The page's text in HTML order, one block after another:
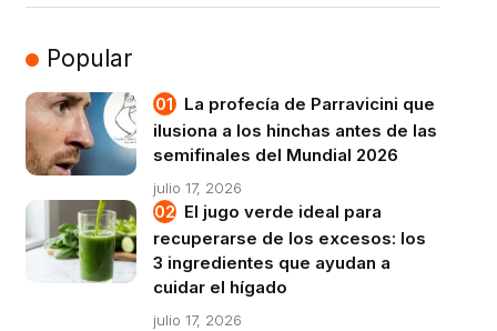
Popular
La profecía de Parravicini que
ilusiona a los hinchas antes de las
semifinales del Mundial 2026
julio 17, 2026
El jugo verde ideal para
recuperarse de los excesos: los
3 ingredientes que ayudan a
cuidar el hígado
julio 17, 2026